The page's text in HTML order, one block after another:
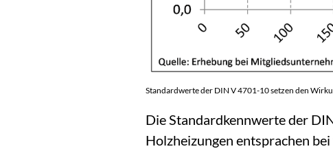
Standardwerte der DIN V 4701-10 setzen den
Die Standardkennwerte der
Holzheizungen entsprachen